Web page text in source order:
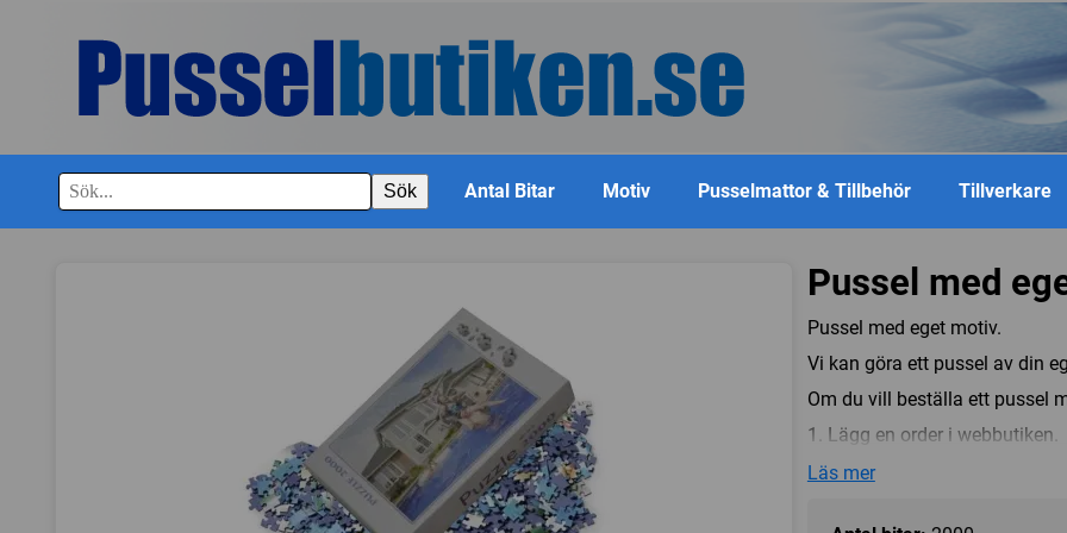
Sök Antal Bitar Motiv Pusselmattor & Tillbehör Tillverkare
Pussel med
Pussel med eget motiv.
Vi kan göra ett pussel av din
Om du vill beställa ett pussel
1. Lägg en order i webbutiken.
2. Skicka ett mail till
ordernummer du fick i din
Läs mer